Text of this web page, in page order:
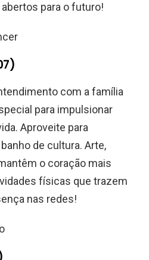
para o futuro!
com a família
para impulsionar
Aproveite para
de cultura. Arte,
o coração mais
físicas que trazem
nas redes!